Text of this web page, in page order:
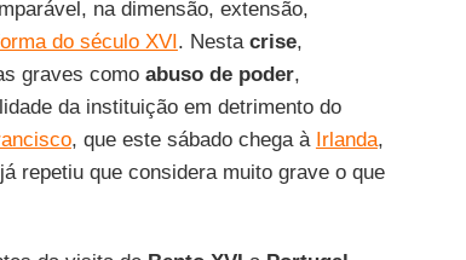
na dimensão, extensão,
do século XVI. Nesta crise,
graves como abuso de poder,
da instituição em detrimento do
, que este sábado chega à Irlanda,
repetiu que considera muito grave o que